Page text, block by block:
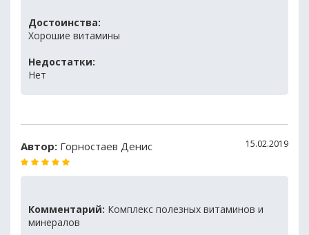
Достоинства:
Хорошие витамины
Недостатки:
Нет
Автор: Горностаев Денис 15.02.2019
Комментарий: Комплекс полезных витаминов и
минералов